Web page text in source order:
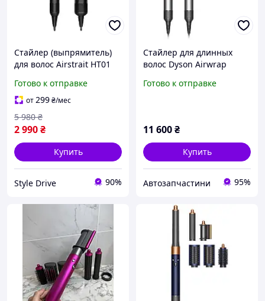
Стайлер (выпрямитель)
для волос Airstrait HT01
Готово к отправке
от299₴/мес
2 990₴
5 980 ₴
Купить
Style Drive 90%
Стайлер для длинных
волос Dyson Airwrap
Nickel/Copper УЖИВНЫЙ
Готово к отправке
11 600₴
Купить
Автозапчастини 95%